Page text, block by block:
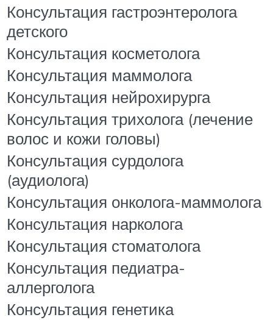
Консультация гастроэнтеролога
детского
Консультация косметолога
Консультация маммолога
Консультация нейрохирурга
Консультация трихолога (лечение
волос и кожи головы)
Консультация сурдолога
(аудиолога)
Консультация онколога-маммолога
Консультация нарколога
Консультация стоматолога
Консультация педиатра-
аллерголога
Консультация генетика